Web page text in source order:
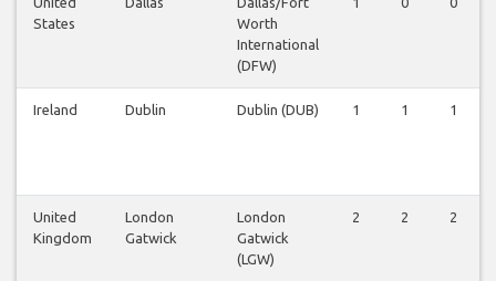
States
Worth
International
(DFW)
Ireland Dublin Dublin (DUB) 1 1 1
United
Kingdom
London
Gatwick
London
Gatwick
(LGW)
2 2 2